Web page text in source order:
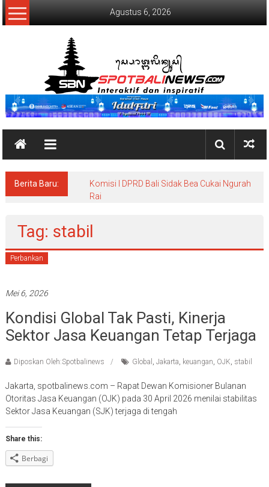
Lompat
ke
Agustus 6, 2026
SpotBaliNews
Berita Baru:
Komisi I DPRD Bali Sidak Bea Cukai Ngurah
Rai
Tag: stabil
Perbankan
Mei 6, 2026
Kondisi Global Tak Pasti, Kinerja
Sektor Jasa Keuangan Tetap Terjaga
Diposkan Oleh:Spotbalinews Global , Jakarta, keuangan, OJK, stabil
Jakarta, spotbalinews.com – Rapat Dewan Komisioner Bulanan
Otoritas Jasa Keuangan (OJK) pada 30 April 2026 menilai stabilitas
Sektor Jasa Keuangan (SJK) terjaga di tengah
Share this:
Berbagi